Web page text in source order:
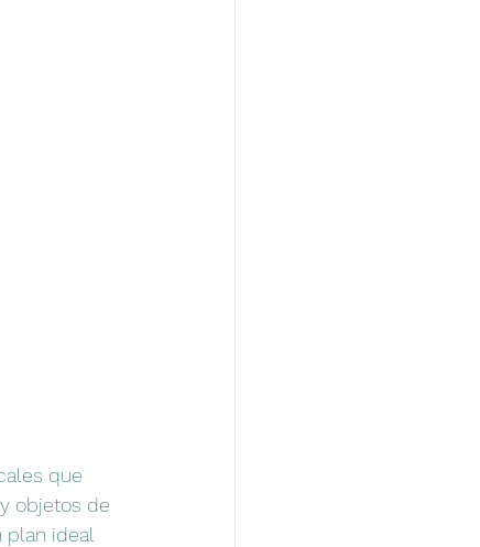
que
objetos de
plan ideal